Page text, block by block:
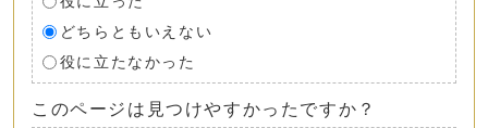
どちらともいえない
役に立たなかった
このページは見つけやすかったですか？